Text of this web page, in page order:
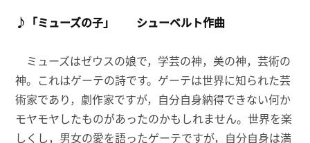
♪「ミューズの子」 シューベルト作曲
ミューズはゼウスの娘で，学芸の神，美の神，芸術の
神。これはゲーテの詩です。ゲーテは世界に知られた芸
術家であり，劇作家ですが，自分自身納得できない何か
モヤモヤしたものがあったのかもしれません。世界を楽
しくし，男女の愛を語ったゲーテですが，自分自身は満